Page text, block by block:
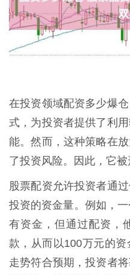
在投资领域配资多少爆
式，为投资者提供了利
能。然而，这种策略在
了投资风险。因此，它被
股票配资允许投资者通
投资的资金量。例如，
有资金，但通过配资，
款，从而以100万元的
走势符合预期，投资者